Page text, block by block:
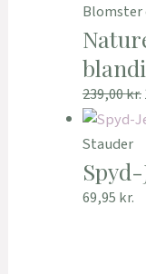
239,00kr.
Stauder
69,95 kr.